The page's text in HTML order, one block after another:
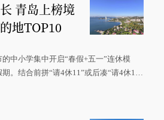
青岛上榜境
地TOP10
中小学集中开启“春假+五一”连休模
。结合前拼“请4休11”或后凑“请4休1